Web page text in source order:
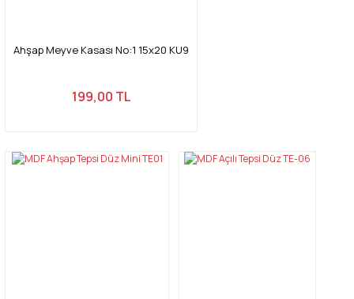
Ahşap Meyve Kasası No:1 15x20 KU9
199,00 TL